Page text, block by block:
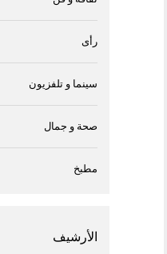
رأى
سينما و تلفزيون
صحة و جمال
مطبخ
الأرشيف